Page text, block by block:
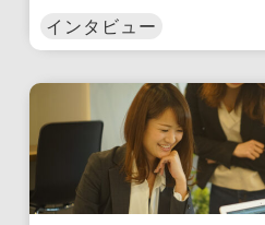
インタビュー